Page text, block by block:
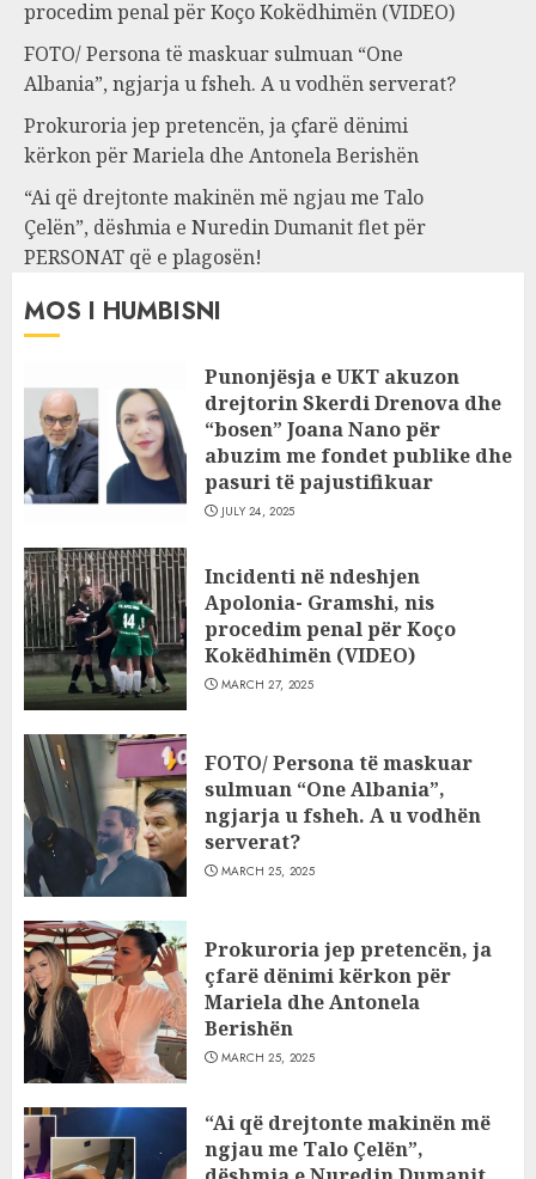
procedim penal për Koço Kokëdhimën (VIDEO)
FOTO/ Persona të maskuar sulmuan “One
Albania”, ngjarja u fsheh. A u vodhën serverat?
Prokuroria jep pretencën, ja çfarë dënimi
kërkon për Mariela dhe Antonela Berishën
“Ai që drejtonte makinën më ngjau me Talo
Çelën”, dëshmia e Nuredin Dumanit flet për
PERSONAT që e plagosën!
MOS I HUMBISNI
Punonjësja e UKT akuzon
drejtorin Skerdi Drenova dhe
“bosen” Joana Nano për
abuzim me fondet publike dhe
pasuri të pajustifikuar
JULY 24, 2025
Incidenti në ndeshjen
Apolonia- Gramshi, nis
procedim penal për Koço
Kokëdhimën (VIDEO)
MARCH 27, 2025
FOTO/ Persona të maskuar
sulmuan “One Albania”,
ngjarja u fsheh. A u vodhën
serverat?
MARCH 25, 2025
Prokuroria jep pretencën, ja
çfarë dënimi kërkon për
Mariela dhe Antonela
Berishën
MARCH 25, 2025
“Ai që drejtonte makinën më
ngjau me Talo Çelën”,